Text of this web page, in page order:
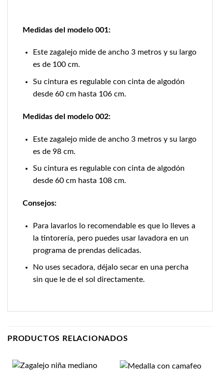
Medidas del modelo 001:
Este zagalejo mide de ancho 3 metros y su largo
es de 100 cm.
Su cintura es regulable con cinta de algodón
desde 60 cm hasta 106 cm.
Medidas del modelo 002:
Este zagalejo mide de ancho 3 metros y su largo
es de 98 cm.
Su cintura es regulable con cinta de algodón
desde 60 cm hasta 108 cm.
Consejos:
Para lavarlos lo recomendable es que lo lleves a
la tintorería, pero puedes usar lavadora en un
programa de prendas delicadas.
No uses secadora, déjalo secar en una percha
sin que le de el sol directamente.
PRODUCTOS RELACIONADOS